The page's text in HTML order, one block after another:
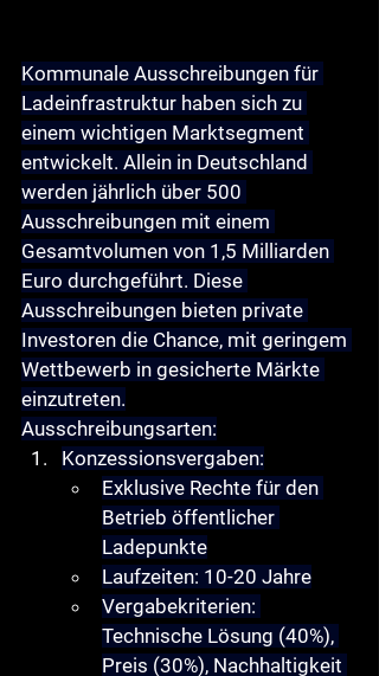
Kommunale Ausschreibungen für
Ladeinfrastruktur haben sich zu
einem wichtigen Marktsegment
entwickelt. Allein in Deutschland
werden jährlich über 500
Ausschreibungen mit einem
Gesamtvolumen von 1,5 Milliarden
Euro durchgeführt. Diese
Ausschreibungen bieten private
Investoren die Chance, mit geringem
Wettbewerb in gesicherte Märkte
einzutreten.
Ausschreibungsarten:
Konzessionsvergaben:
Exklusive Rechte für den
Betrieb öffentlicher
Ladepunkte
Laufzeiten: 10-20 Jahre
Vergabekriterien:
Technische Lösung (40%),
Preis (30%), Nachhaltigkeit